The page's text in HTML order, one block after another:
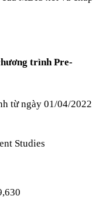
trình Pre-
từ ngày 01/04/2022
Studies